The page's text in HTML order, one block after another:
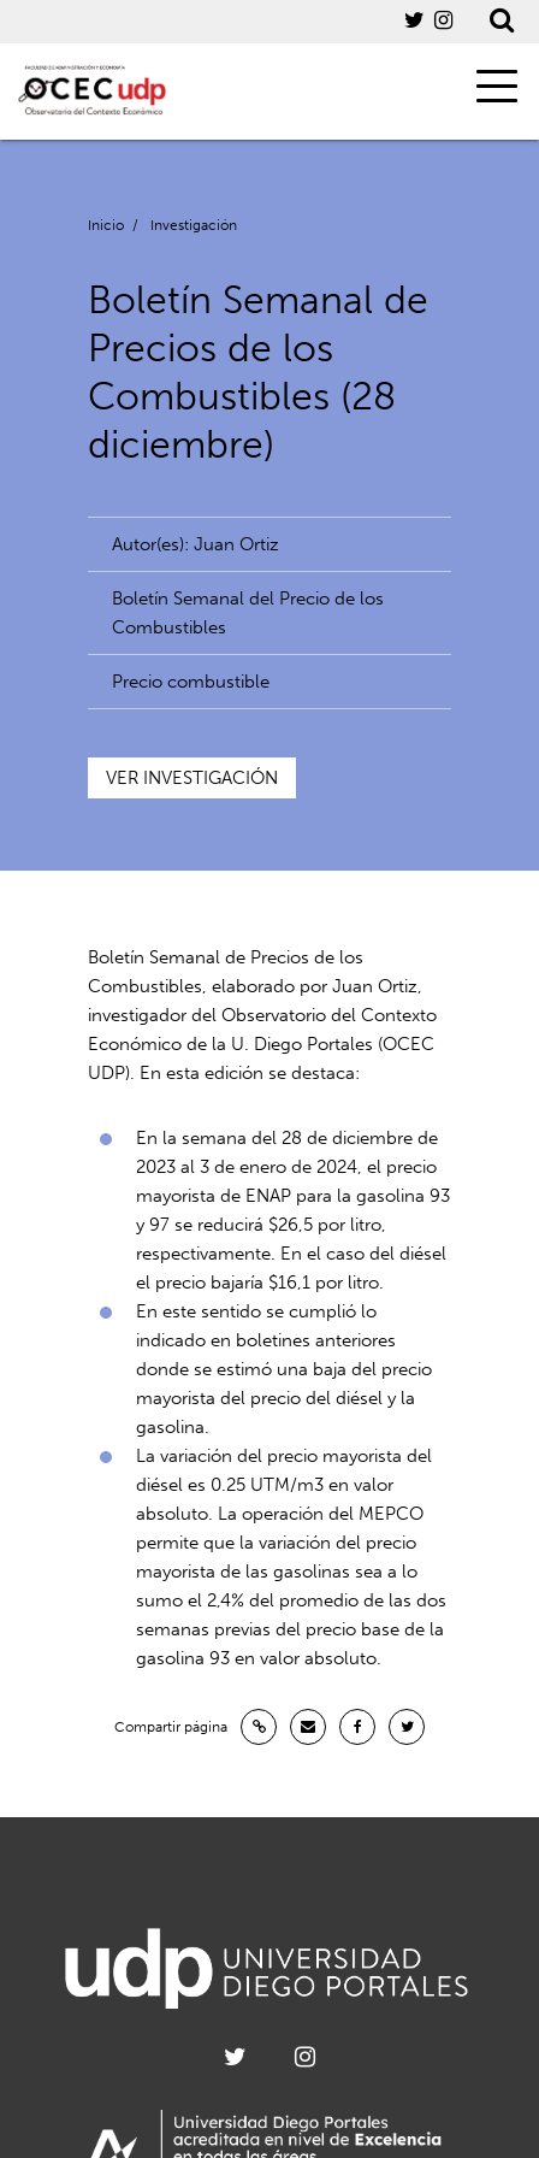
Inicio / Investigación
Boletín Semanal de
Precios de los
Combustibles (28
diciembre)
Autor(es): Juan Ortiz
Boletín Semanal del Precio de los
Combustibles
Precio combustible
VER INVESTIGACIÓN
Boletín Semanal de Precios de los
Combustibles, elaborado por Juan Ortiz,
investigador del Observatorio del Contexto
Económico de la U. Diego Portales (OCEC
UDP). En esta edición se destaca:
En la semana del 28 de diciembre de
2023 al 3 de enero de 2024, el precio
mayorista de ENAP para la gasolina 93
y 97 se reducirá $26,5 por litro,
respectivamente. En el caso del diésel
el precio bajaría $16,1 por litro.
En este sentido se cumplió lo
indicado en boletines anteriores
donde se estimó una baja del precio
mayorista del precio del diésel y la
gasolina.
La variación del precio mayorista del
diésel es 0.25 UTM/m3 en valor
absoluto. La operación del MEPCO
permite que la variación del precio
mayorista de las gasolinas sea a lo
sumo el 2,4% del promedio de las dos
semanas previas del precio base de la
gasolina 93 en valor absoluto.
Compartir página